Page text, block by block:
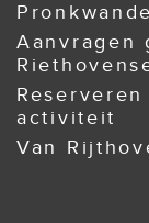
Aanvragen
activiteit
Van